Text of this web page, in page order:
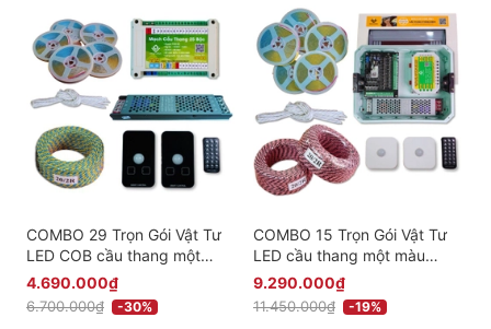
COMBO 29 Trọn Gói Vật Tư
LED COB cầu thang một
màu thông minh giá rẻ -
Phiên bản Cảm Biến Âm
4.690.000₫
6.700.000₫ -30%
COMBO 15 Trọn Gói Vật Tư
LED cầu thang một màu
thông minh Cao Cấp - Có
điều khiển qua app - Phiên
bản Cảm Biến Nổi
9.290.000₫
11.450.000₫ -19%